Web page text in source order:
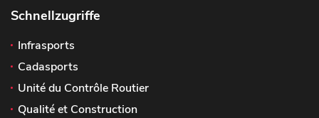
Schnellzugriffe
Infrasports
Cadasports
Unité du Contrôle Routier
Qualité et Construction